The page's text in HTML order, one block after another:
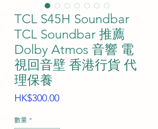
TCL S45H Soundbar
TCL Soundbar 推薦
Dolby Atmos 音響 電
視回音壁 香港行貨 代
理保養
HK$300.00價
數量 *